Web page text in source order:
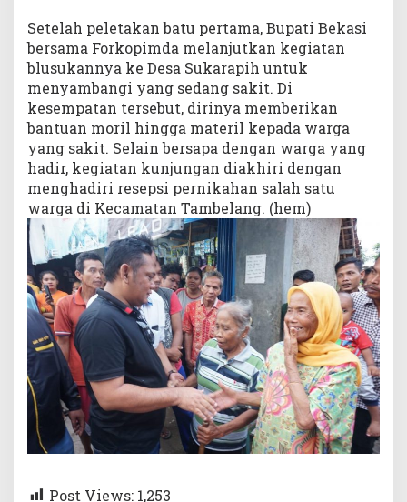
Setelah peletakan batu pertama, Bupati Bekasi
bersama Forkopimda melanjutkan kegiatan
blusukannya ke Desa Sukarapih untuk
menyambangi yang sedang sakit. Di
kesempatan tersebut, dirinya memberikan
bantuan moril hingga materil kepada warga
yang sakit. Selain bersapa dengan warga yang
hadir, kegiatan kunjungan diakhiri dengan
menghadiri resepsi pernikahan salah satu
warga di Kecamatan Tambelang. (hem)
Post Views: 1,253